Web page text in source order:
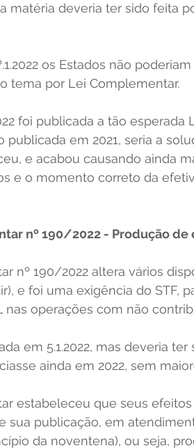
matéria deveria ter sido feita
os Estados não
tema por Lei Complementar.
foi publicada a tão
publicada em 2021, seria a
e acabou causando ainda
e o momento correto da
nº 190/2022 - Produção de
nº 190/2022 altera vários
e foi uma exigência do STF,
nas operações com não
em 5.1.2022, mas deveria ter
ainda em 2022, sem
estabeleceu que seus
sua publicação, em
da noventena), ou seja,